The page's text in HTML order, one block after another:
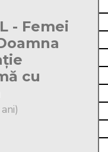
- Femei
cu